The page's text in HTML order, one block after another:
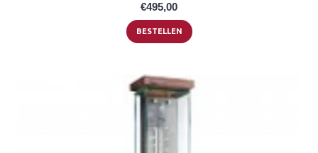
€495,00
BESTELLEN